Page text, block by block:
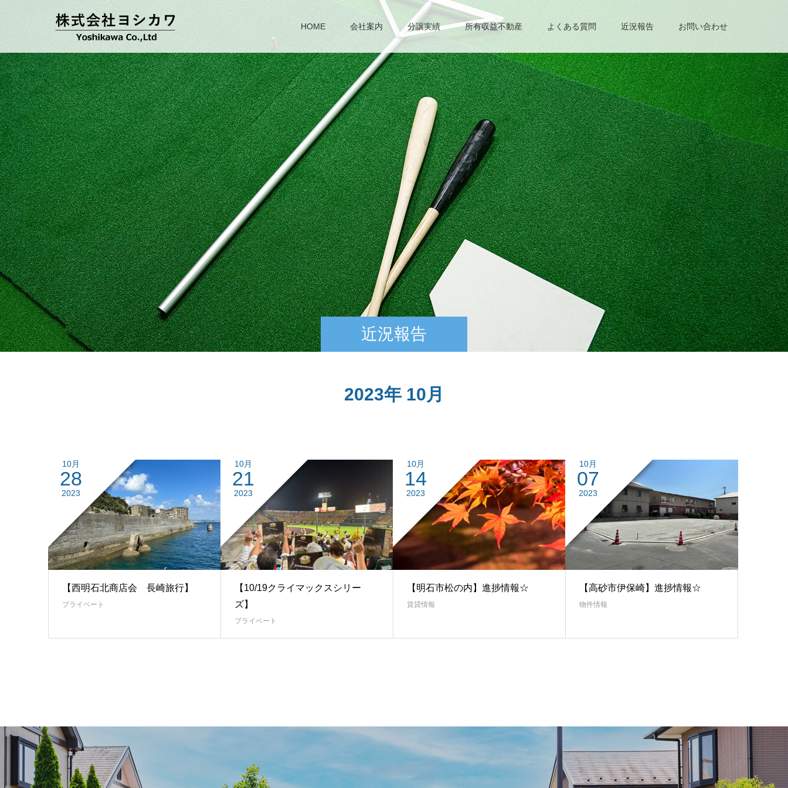
HOME 会社案内 分譲実績 所有収益不動産 よくある質問 近況報告 お問い合わせ
近況報告
2023年 10月
10月
28
2023
【西明石北商店会 長崎旅行】
プライベート
10月
21
2023
【10/19クライマックスシリー
ズ】
プライベート
10月
14
2023
【明石市松の内】進捗情報☆
賃貸情報
10月
07
2023
【高砂市伊保崎】進捗情報☆
物件情報